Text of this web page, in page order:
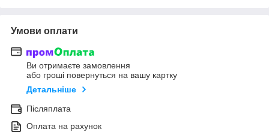
Умови оплати
Ви отримаєте замовлення
або гроші повернуться на вашу картку
Детальніше
Післяплата
Оплата на рахунок